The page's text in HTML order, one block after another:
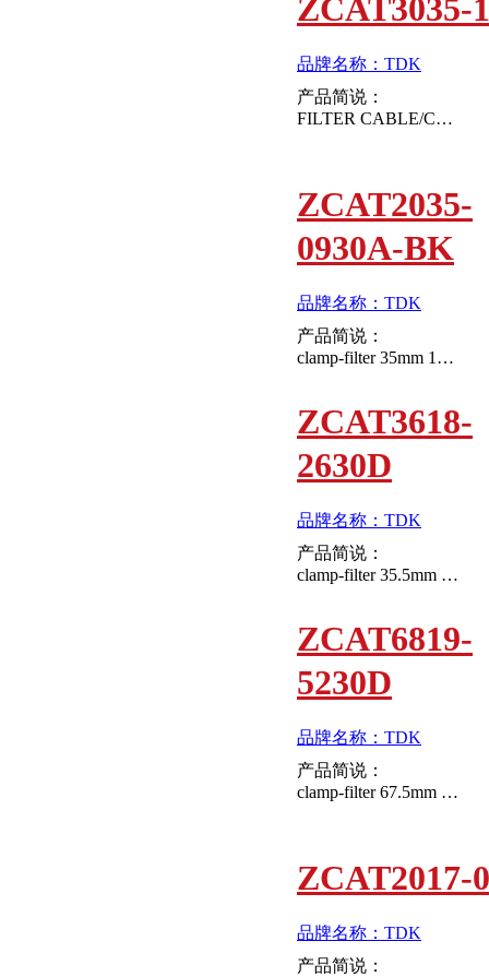
ZCAT3035-
品牌名称：TDK
产品简说：
FILTER CABLE/CLAMP 80 OHM 13.0MM
ZCAT2035-
0930A-BK
品牌名称：TDK
产品简说：
clamp-filter 35mm 19.5mm
ZCAT3618-
2630D
品牌名称：TDK
产品简说：
clamp-filter 35.5mm 17.5mm
ZCAT6819-
5230D
品牌名称：TDK
产品简说：
clamp-filter 67.5mm 18.5mm
ZCAT2017-
品牌名称：TDK
产品简说：